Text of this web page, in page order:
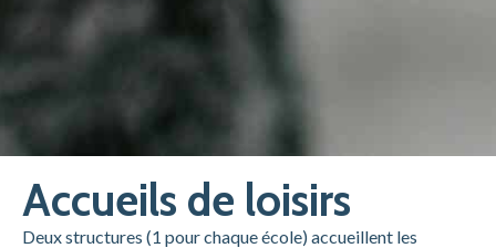
Accueils de loisirs
Deux structures (1 pour chaque école) accueillent les